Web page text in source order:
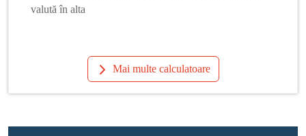
valută în alta
Mai multe calculatoare